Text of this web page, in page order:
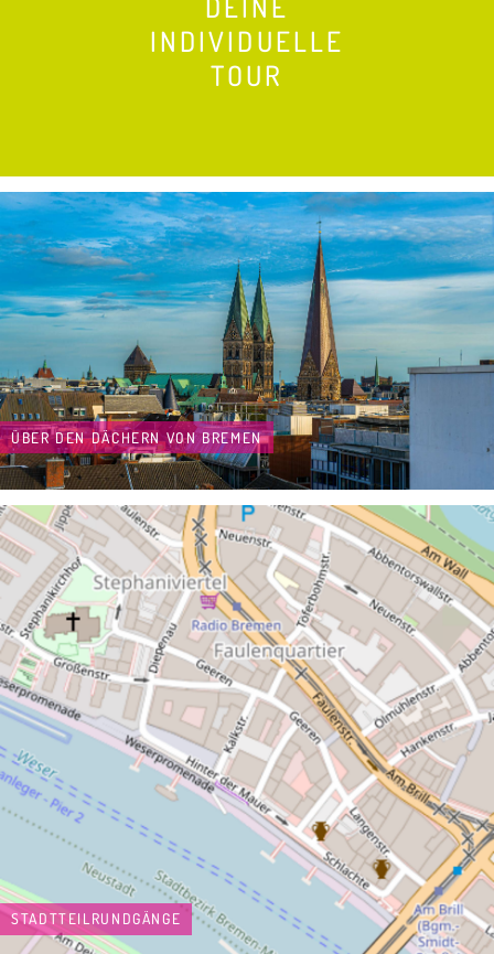
INDIVIDUELLE
TOUR
ÜBER DEN DÄCHERN VON BREMEN
STADTTEILRUNDGÄNGE